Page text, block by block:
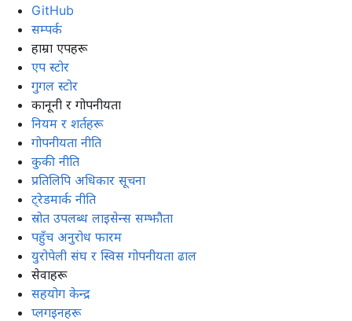
GitHub
सम्पर्क
हाम्रा एपहरू
एप स्टोर
गुगल स्टोर
कानूनी र गोपनीयता
नियम र शर्तहरू
गोपनीयता नीति
कुकी नीति
प्रतिलिपि अधिकार सूचना
ट्रेडमार्क नीति
स्रोत उपलब्ध लाइसेन्स सम्झौता
पहुँच अनुरोध फारम
युरोपेली संघ र स्विस गोपनीयता ढाल
सेवाहरू
सहयोग केन्द्र
प्लगइनहरू